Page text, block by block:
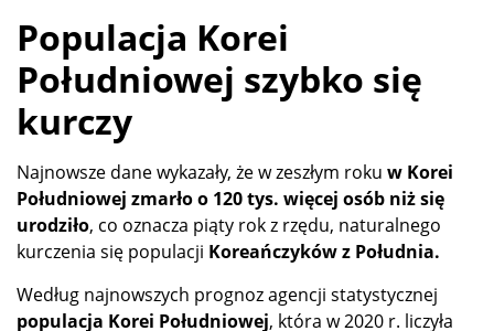
Populacja Korei
Południowej szybko się
kurczy
Najnowsze dane wykazały, że w zeszłym roku w Korei
Południowej zmarło o 120 tys. więcej osób niż się
urodziło, co oznacza piąty rok z rzędu, naturalnego
kurczenia się populacji Koreańczyków z Południa.
Według najnowszych prognoz agencji statystycznej
populacja Korei Południowej, która w 2020 r. liczyła